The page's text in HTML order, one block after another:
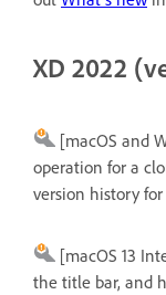
XD 2022
[macOS and
operation for a
version history
[macOS 13
the title bar, and